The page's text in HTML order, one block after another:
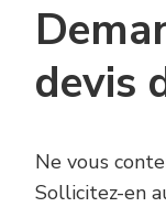
devis
Ne vous
Sollicitez-en